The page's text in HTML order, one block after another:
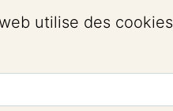
utilise des cookies